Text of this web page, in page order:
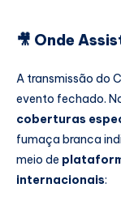
🎥 Onde
A transmissão do
evento fechado.
coberturas
fumaça branca
meio de
internacionais: